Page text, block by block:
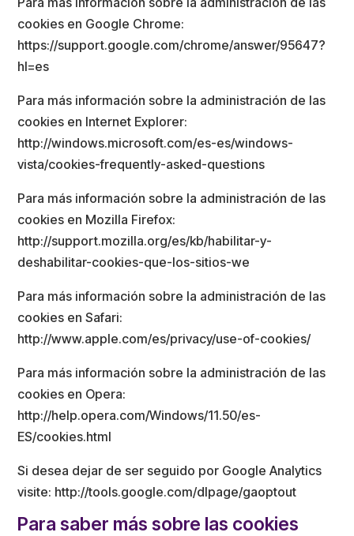
cookies en Google Chrome:
https://support.google.com/chrome/answer/95647?
hl=es
Para más información sobre la administración de las
cookies en Internet Explorer:
http://windows.microsoft.com/es-es/windows-
vista/cookies-frequently-asked-questions
Para más información sobre la administración de las
cookies en Mozilla Firefox:
http://support.mozilla.org/es/kb/habilitar-y-
deshabilitar-cookies-que-los-sitios-we
Para más información sobre la administración de las
cookies en Safari:
http://www.apple.com/es/privacy/use-of-cookies/
Para más información sobre la administración de las
cookies en Opera:
http://help.opera.com/Windows/11.50/es-
ES/cookies.html
Si desea dejar de ser seguido por Google Analytics
visite: http://tools.google.com/dlpage/gaoptout
Para saber más sobre las cookies